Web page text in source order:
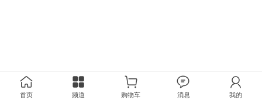
首页 频道 购物车 消息 我的